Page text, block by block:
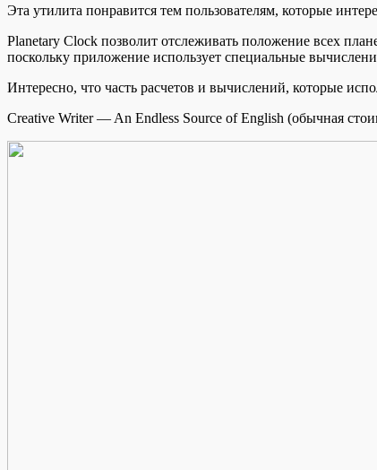
Эта утилита понравится тем пользователям, которые
Planetary Clock позволит отслеживать положение всех
поскольку приложение использует специальные
Интересно, что часть расчетов и вычислений, которые
Creative Writer — An Endless Source of English (обычная